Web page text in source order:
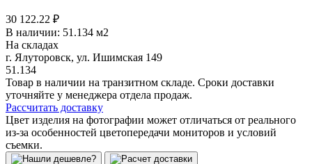
30 122.22 ₽
В наличии: 51.134 м2
На складах
г. Ялуторовск, ул. Ишимская 149
51.134
Товар в наличии на транзитном складе. Сроки доставки
уточняйте у менеджера отдела продаж.
Рассчитать доставку
Цвет изделия на фотографии может отличаться от реального
из-за особенностей цветопередачи мониторов и условий
съемки.